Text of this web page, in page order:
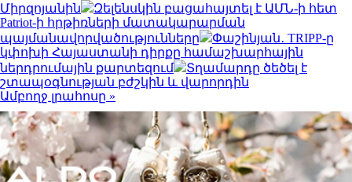
Միրզոյանին
Զելենսկին բացահայտել է ԱՄՆ-ի հետ
Patriot-ի հրթիռների մատակարարման
պայմանավորվածությունները
Փաշինյան․ TRIPP-ը
կփոխի Հայաստանի դիրքը համաշխարհային
ներդրումային քարտեզում
Տղամարդը ծեծել է
շտապօգնության բժշկին և վարորդին
Ամբողջ լրահոսը »